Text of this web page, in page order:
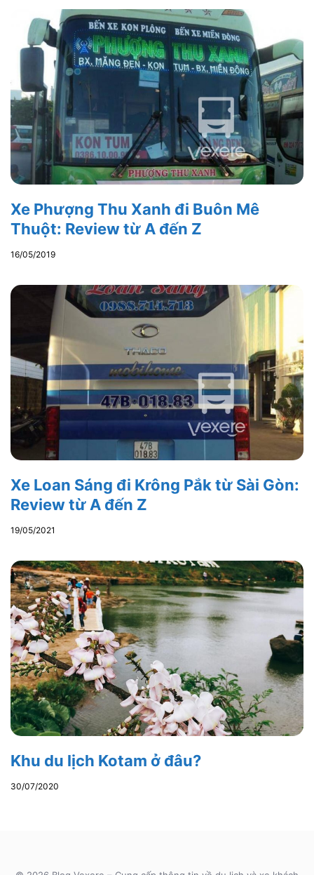
Xe Phượng Thu Xanh đi Buôn Mê
Thuột: Review từ A đến Z
16/05/2019
Xe Loan Sáng đi Krông Pắk từ Sài Gòn:
Review từ A đến Z
19/05/2021
Khu du lịch Kotam ở đâu?
30/07/2020